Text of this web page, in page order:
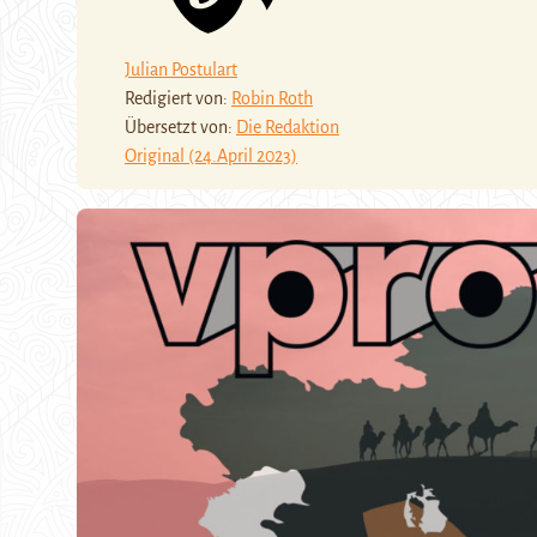
Julian Postulart
Redigiert von: Robin Roth
Übersetzt von: Die Redaktion
Original (24.April 2023)